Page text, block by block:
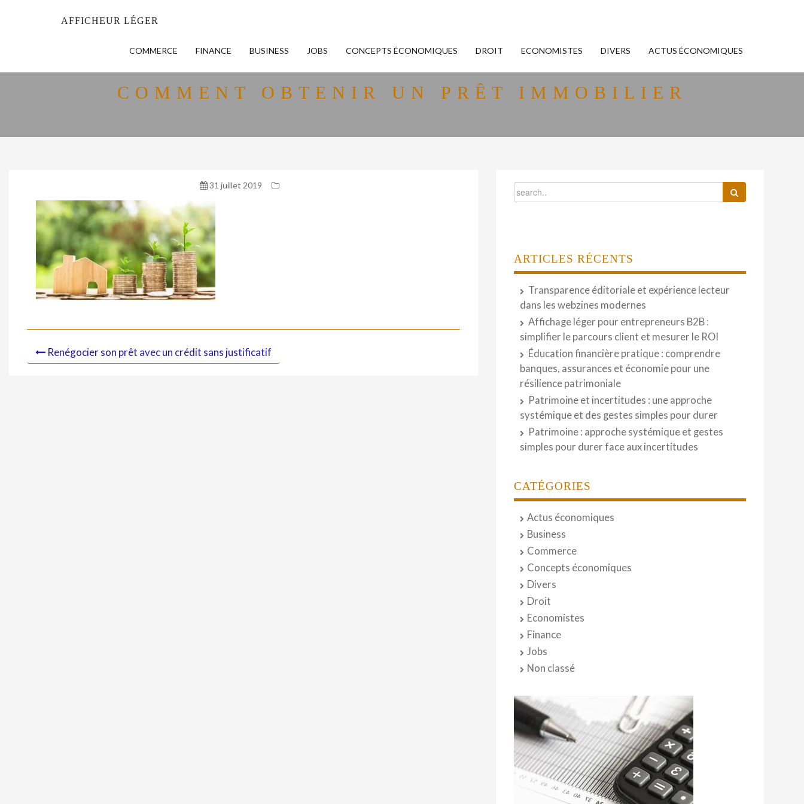
AFFICHEUR LÉGER
COMMERCE FINANCE BUSINESS JOBS CONCEPTS ÉCONOMIQUES DROIT ECONOMISTES DIVERS ACTUS ÉCONOMIQUES
COMMENT OBTENIR UN PRÊT IMMOBILIER
31 juillet 2019
Renégocier son prêt avec un crédit sans justificatif
ARTICLES RÉCENTS
Transparence éditoriale et expérience lecteur
dans les webzines modernes
Affichage léger pour entrepreneurs B2B :
simplifier le parcours client et mesurer le ROI
Éducation financière pratique : comprendre
banques, assurances et économie pour une
résilience patrimoniale
Patrimoine et incertitudes : une approche
systémique et des gestes simples pour durer
Patrimoine : approche systémique et gestes
simples pour durer face aux incertitudes
CATÉGORIES
Actus économiques
Business
Commerce
Concepts économiques
Divers
Droit
Economistes
Finance
Jobs
Non classé